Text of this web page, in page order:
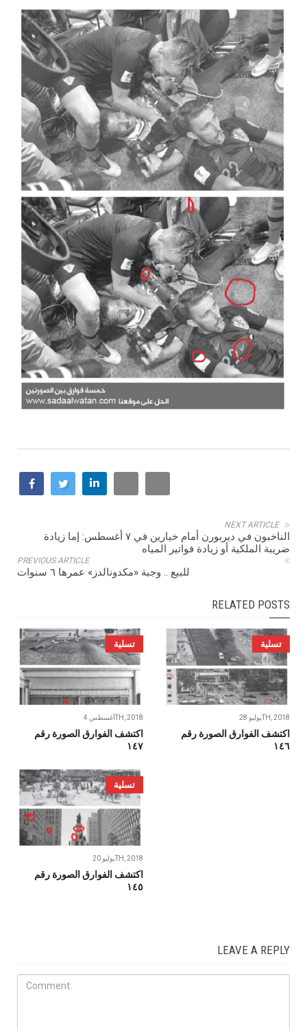
NEXT ARTICLE
الناخبون في ديربورن أمام خيارين في ٧ أغسطس: إما زيادة
ضريبة الملكية أو زيادة فواتير المياه
PREVIOUS ARTICLE
للبيع .. وجبة «مكدونالدز» عمرها ٦ سنوات
RELATED POSTS
تسلية
أغسطس 4TH, 2018
اكتشف الفوارق الصورة رقم
١٤٧
تسلية
يوليو 28TH, 2018
اكتشف الفوارق الصورة رقم
١٤٦
تسلية
يوليو 20TH, 2018
اكتشف الفوارق الصورة رقم
١٤٥
LEAVE A REPLY